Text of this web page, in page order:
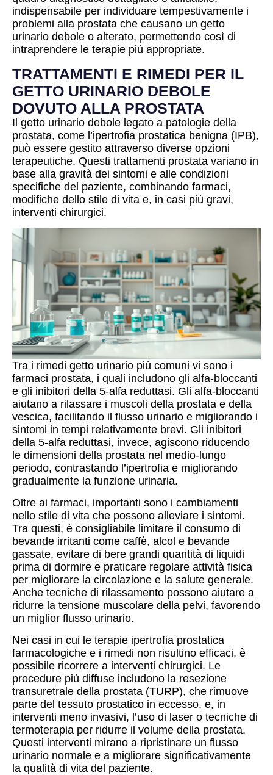
indispensabile per individuare tempestivamente i
problemi alla prostata che causano un getto
urinario debole o alterato, permettendo così di
intraprendere le terapie più appropriate.
TRATTAMENTI E RIMEDI PER IL
GETTO URINARIO DEBOLE
DOVUTO ALLA PROSTATA
Il getto urinario debole legato a patologie della
prostata, come l’ipertrofia prostatica benigna (IPB),
può essere gestito attraverso diverse opzioni
terapeutiche. Questi trattamenti prostata variano in
base alla gravità dei sintomi e alle condizioni
specifiche del paziente, combinando farmaci,
modifiche dello stile di vita e, in casi più gravi,
interventi chirurgici.
Tra i rimedi getto urinario più comuni vi sono i
farmaci prostata, i quali includono gli alfa-bloccanti
e gli inibitori della 5-alfa reduttasi. Gli alfa-bloccanti
aiutano a rilassare i muscoli della prostata e della
vescica, facilitando il flusso urinario e migliorando i
sintomi in tempi relativamente brevi. Gli inibitori
della 5-alfa reduttasi, invece, agiscono riducendo
le dimensioni della prostata nel medio-lungo
periodo, contrastando l’ipertrofia e migliorando
gradualmente la funzione urinaria.
Oltre ai farmaci, importanti sono i cambiamenti
nello stile di vita che possono alleviare i sintomi.
Tra questi, è consigliabile limitare il consumo di
bevande irritanti come caffè, alcol e bevande
gassate, evitare di bere grandi quantità di liquidi
prima di dormire e praticare regolare attività fisica
per migliorare la circolazione e la salute generale.
Anche tecniche di rilassamento possono aiutare a
ridurre la tensione muscolare della pelvi, favorendo
un miglior flusso urinario.
Nei casi in cui le terapie ipertrofia prostatica
farmacologiche e i rimedi non risultino efficaci, è
possibile ricorrere a interventi chirurgici. Le
procedure più diffuse includono la resezione
transuretrale della prostata (TURP), che rimuove
parte del tessuto prostatico in eccesso, e, in
interventi meno invasivi, l’uso di laser o tecniche di
termoterapia per ridurre il volume della prostata.
Questi interventi mirano a ripristinare un flusso
urinario normale e a migliorare significativamente
la qualità di vita del paziente.